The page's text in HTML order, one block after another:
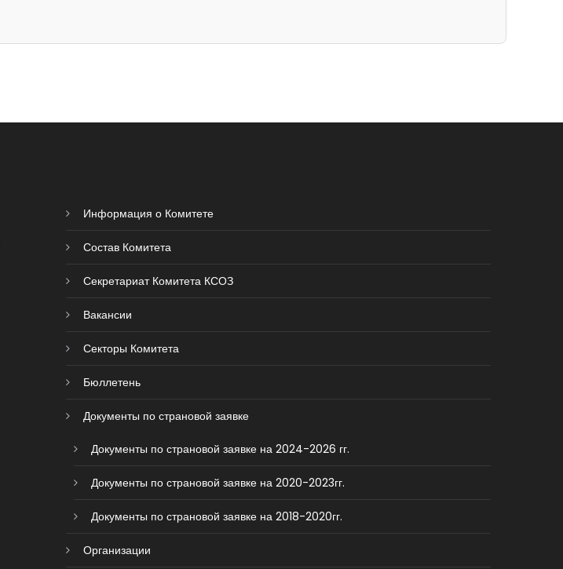
Информация о Комитете
Состав Комитета
Секретариат Комитета КСОЗ
Вакансии
Секторы Комитета
Бюллетень
Документы по страновой заявке
Документы по страновой заявке на 2024-2026 гг.
Документы по страновой заявке на 2020-2023гг.
Документы по страновой заявке на 2018-2020гг.
Организации